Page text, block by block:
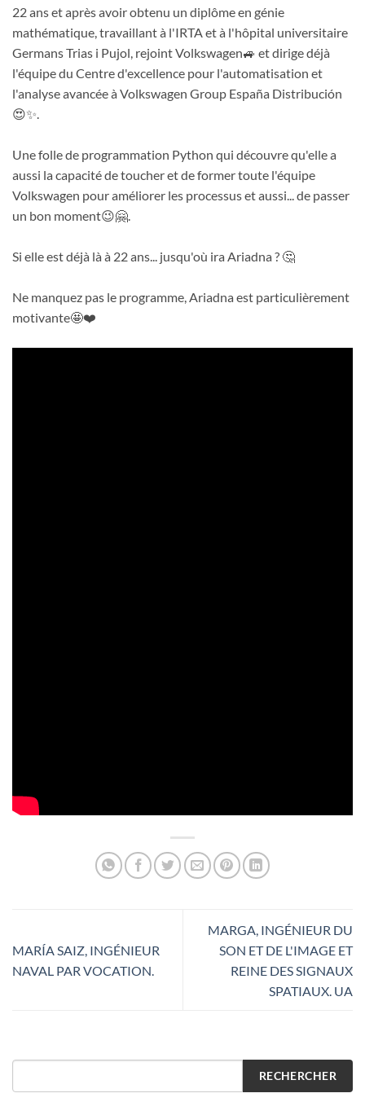
22 ans et après avoir obtenu un diplôme en génie
mathématique, travaillant à l'IRTA et à l'hôpital universitaire
Germans Trias i Pujol, rejoint Volkswagen🚙 et dirige déjà
l'équipe du Centre d'excellence pour l'automatisation et
l'analyse avancée à Volkswagen Group España Distribución
😍✨.
Une folle de programmation Python qui découvre qu'elle a
aussi la capacité de toucher et de former toute l'équipe
Volkswagen pour améliorer les processus et aussi... de passer
un bon moment😉🤗.
Si elle est déjà là à 22 ans... jusqu'où ira Ariadna ? 🤔
Ne manquez pas le programme, Ariadna est particulièrement
motivante🤩❤️
MARÍA SAIZ, INGÉNIEUR
NAVAL PAR VOCATION.
MARGA, INGÉNIEUR DU
SON ET DE L'IMAGE ET
REINE DES SIGNAUX
SPATIAUX. UA
RECHERCHER